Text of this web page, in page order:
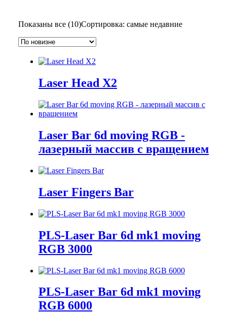
Показаны все (10)Сортировка: самые недавние
Laser Head X2
Laser Bar 6d moving RGB -
лазерный массив с вращением
Laser Fingers Bar
PLS-Laser Bar 6d mk1 moving
RGB 3000
PLS-Laser Bar 6d mk1 moving
RGB 6000